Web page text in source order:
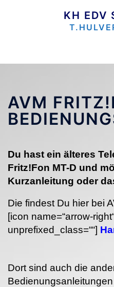
KH EDV
AVM
Du hast ein älteres
Fritz!Fon MT-D und
Kurzanleitung oder
Die findest Du hier bei
[icon name=“arrow-
unprefixed_class=““]
Dort sind auch die
Bedienungsanleitungen